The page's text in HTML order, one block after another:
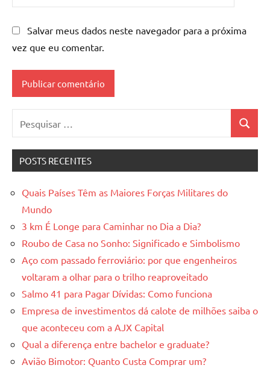
Salvar meus dados neste navegador para a próxima
vez que eu comentar.
por:
POSTS RECENTES
Quais Países Têm as Maiores Forças Militares do
Mundo
3 km É Longe para Caminhar no Dia a Dia?
Roubo de Casa no Sonho: Significado e Simbolismo
Aço com passado ferroviário: por que engenheiros
voltaram a olhar para o trilho reaproveitado
Salmo 41 para Pagar Dívidas: Como funciona
Empresa de investimentos dá calote de milhões saiba o
que aconteceu com a AJX Capital
Qual a diferença entre bachelor e graduate?
Avião Bimotor: Quanto Custa Comprar um?